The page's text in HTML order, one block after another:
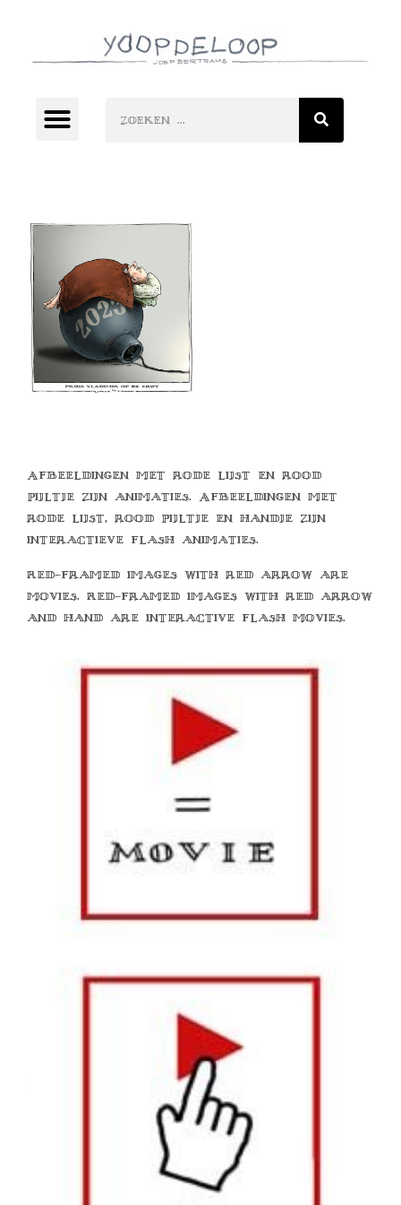
Afbeeldingen met rode lijst en rood
pijltje zijn animaties. Afbeeldingen met
rode lijst, rood pijltje en handje zijn
interactieve flash animaties.
Red-framed images with red arrow are
movies. Red-framed images with red arrow
and hand are interactive flash movies.